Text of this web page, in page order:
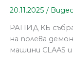
20.11.2025 /
РАПИД КБ
на полева
машини CLAAS и